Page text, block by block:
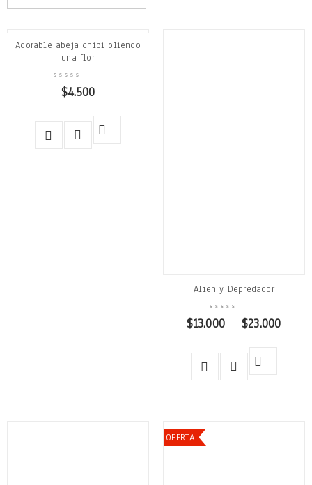
Adorable abeja chibi oliendo
una flor
$4.500
Alien y Depredador
$13.000 - $23.000
OFERTA!